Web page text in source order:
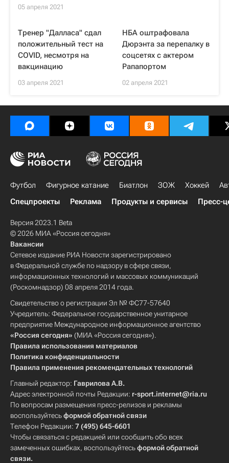
05 апреля 2021
Тренер "Далласа" сдал
положительный тест на
COVID, несмотря на
вакцинацию
03 апреля 2021
НБА оштрафовала
Дюрэнта за перепалку в
соцсетях с актером
Рапапортом
02 апреля 2021
Футбол Фигурное катание Биатлон ЗОЖ Хоккей
Спецпроекты
Реклама Продукты и сервисы Пресс-
Версия 2023.1 Beta
© 2026 МИА «Россия сегодня»
Вакансии
Сетевое издание РИА Новости зарегистрировано
в Федеральной службе по надзору в сфере связи,
информационных технологий и массовых коммуникаций
(Роскомнадзор) 08 апреля 2014 года.
Свидетельство о регистрации Эл № ФС77-57640
Учредитель: Федеральное государственное унитарное
предприятие Международное информационное агентство
«Россия сегодня» (МИА «Россия сегодня»).
Правила использования материалов
Политика конфиденциальности
Правила применения рекомендательных технологий
Главный редактор: Гаврилова А.В.
Адрес электронной почты Редакции: r-sport.internet@ria.ru
По вопросам размещения пресс-релизов и рекламы
воспользуйтесьформой обратной связи
Телефон Редакции: 7 (495) 645-6601
Чтобы связаться с редакцией или сообщить обо всех
замеченных ошибках, воспользуйтесьформой обратной
связи.